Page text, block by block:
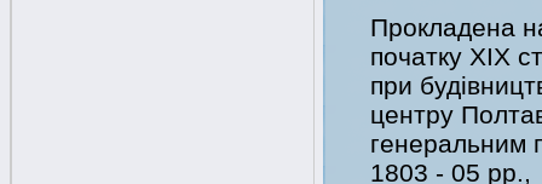
Прокладена
початку ХІХ
при
центру
генеральним
1803 - 05 рр.,